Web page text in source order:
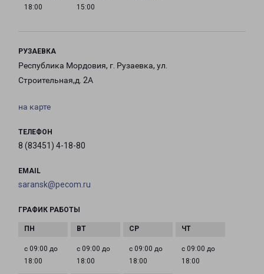
18:00
15:00
РУЗАЕВКА
Республика Мордовия, г. Рузаевка, ул.
Строительная,д. 2А
на карте
ТЕЛЕФОН
8 (83451) 4-18-80
EMAIL
saransk@pecom.ru
ГРАФИК РАБОТЫ
с 09:00 до
18:00
с 09:00 до
18:00
с 09:00 до
18:00
с 09:00 до
18:00